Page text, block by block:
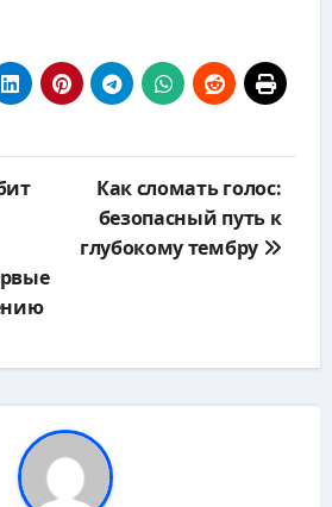
Как сломать голос:
безопасный путь к
глубокому тембру